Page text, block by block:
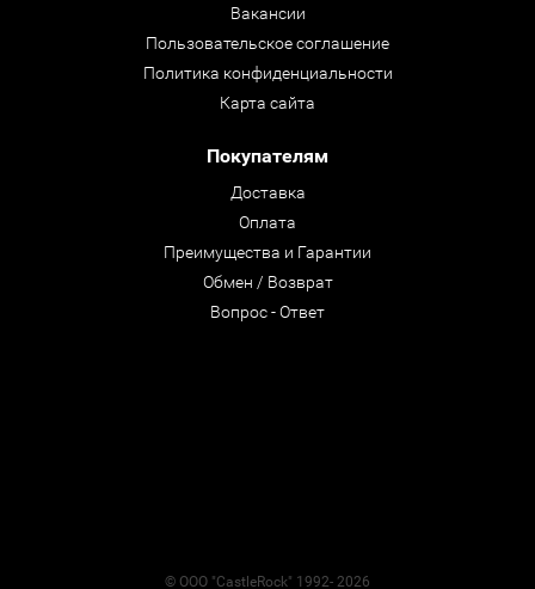
Вакансии
Пользовательское соглашение
Политика конфиденциальности
Карта сайта
Покупателям
Доставка
Оплата
Преимущества и Гарантии
Обмен / Возврат
Вопрос - Ответ
© ООО "CastleRock" 1992- 2026